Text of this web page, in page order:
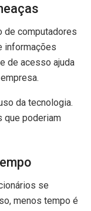
de computadores
informações
de acesso ajuda
da tecnologia.
que poderiam
se
menos tempo é